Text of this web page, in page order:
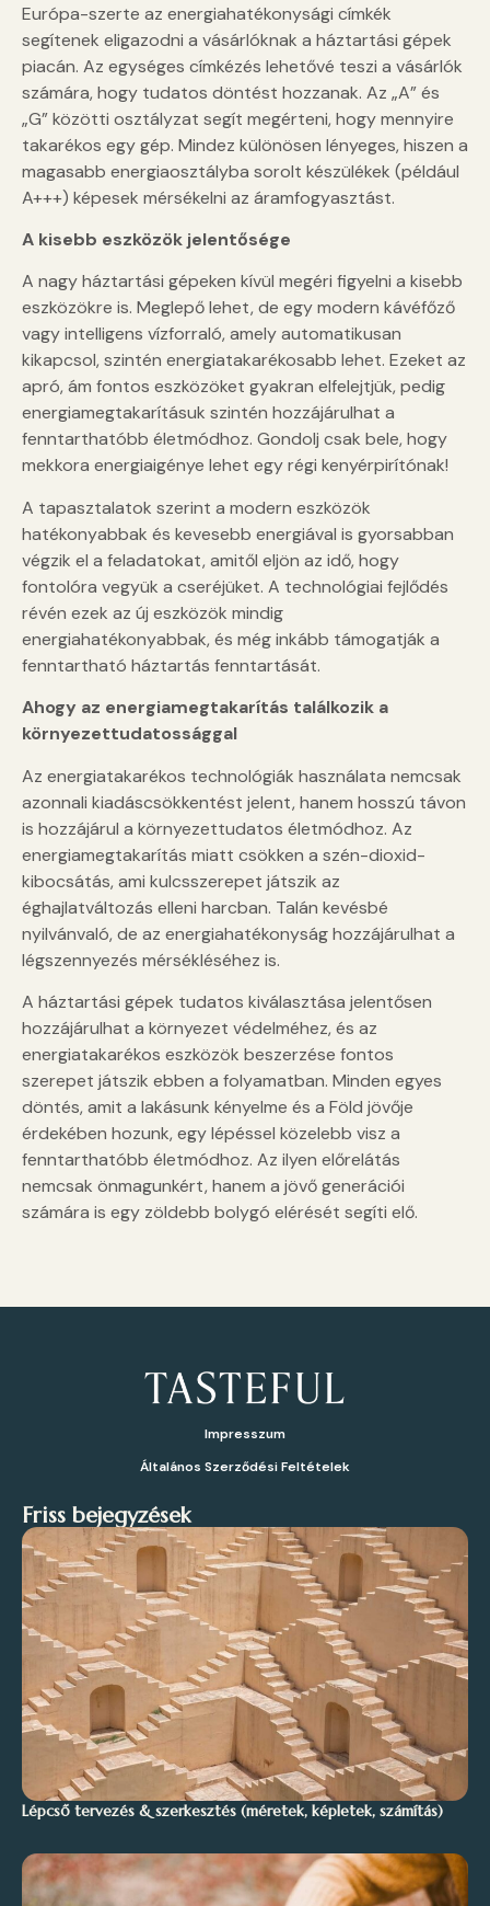
Európa-szerte az energiahatékonysági címkék
segítenek eligazodni a vásárlóknak a háztartási gépek
piacán. Az egységes címkézés lehetővé teszi a vásárlók
számára, hogy tudatos döntést hozzanak. Az „A” és
„G” közötti osztályzat segít megérteni, hogy mennyire
takarékos egy gép. Mindez különösen lényeges, hiszen a
magasabb energiaosztályba sorolt készülékek (például
A+++) képesek mérsékelni az áramfogyasztást.
A kisebb eszközök jelentősége
A nagy háztartási gépeken kívül megéri figyelni a kisebb
eszközökre is. Meglepő lehet, de egy modern kávéfőző
vagy intelligens vízforraló, amely automatikusan
kikapcsol, szintén energiatakarékosabb lehet. Ezeket az
apró, ám fontos eszközöket gyakran elfelejtjük, pedig
energiamegtakarításuk szintén hozzájárulhat a
fenntarthatóbb életmódhoz. Gondolj csak bele, hogy
mekkora energiaigénye lehet egy régi kenyérpirítónak!
A tapasztalatok szerint a modern eszközök
hatékonyabbak és kevesebb energiával is gyorsabban
végzik el a feladatokat, amitől eljön az idő, hogy
fontolóra vegyük a cseréjüket. A technológiai fejlődés
révén ezek az új eszközök mindig
energiahatékonyabbak, és még inkább támogatják a
fenntartható háztartás fenntartását.
Ahogy az energiamegtakarítás találkozik a
környezettudatossággal
Az energiatakarékos technológiák használata nemcsak
azonnali kiadáscsökkentést jelent, hanem hosszú távon
is hozzájárul a környezettudatos életmódhoz. Az
energiamegtakarítás miatt csökken a szén-dioxid-
kibocsátás, ami kulcsszerepet játszik az
éghajlatváltozás elleni harcban. Talán kevésbé
nyilvánvaló, de az energiahatékonyság hozzájárulhat a
légszennyezés mérsékléséhez is.
A háztartási gépek tudatos kiválasztása jelentősen
hozzájárulhat a környezet védelméhez, és az
energiatakarékos eszközök beszerzése fontos
szerepet játszik ebben a folyamatban. Minden egyes
döntés, amit a lakásunk kényelme és a Föld jövője
érdekében hozunk, egy lépéssel közelebb visz a
fenntarthatóbb életmódhoz. Az ilyen előrelátás
nemcsak önmagunkért, hanem a jövő generációi
számára is egy zöldebb bolygó elérését segíti elő.
Impresszum
Általános Szerződési Feltételek
Friss bejegyzések
Lépcső tervezés & szerkesztés (méretek, képletek, számítás)